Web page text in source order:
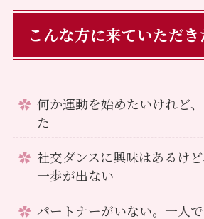
こんな方に来ていただき
何か運動を始めたいけれど
た
社交ダンスに興味はあるけ
一歩が出ない
パートナーがいない。一人